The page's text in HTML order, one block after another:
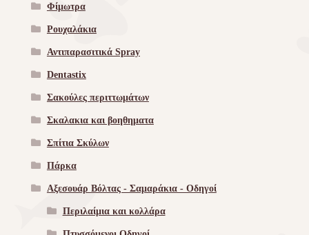
Φίμωτρα
Ρουχαλάκια
Αντιπαρασιτικά Spray
Dentastix
Σακούλες περιττωμάτων
Σκαλακια και βοηθηματα
Σπίτια Σκύλων
Πάρκα
Αξεσουάρ Βόλτας - Σαμαράκια - Οδηγοί
Περιλαίμια και κολλάρα